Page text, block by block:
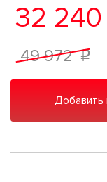
32 240
49 972 p
Добавить